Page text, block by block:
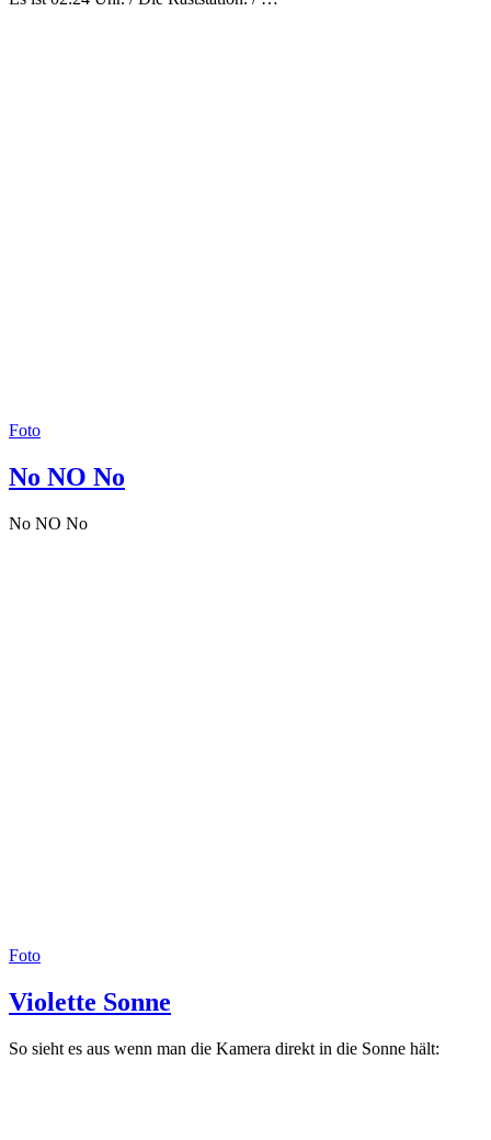
Foto
No NO No
No NO No
Foto
Violette Sonne
So sieht es aus wenn man die Kamera direkt in die Sonne hält: